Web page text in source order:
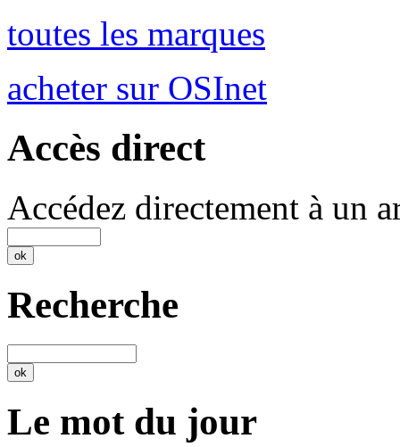
toutes les marques
acheter sur OSInet
Accès direct
Accédez directement à un
Recherche
Le mot du jour